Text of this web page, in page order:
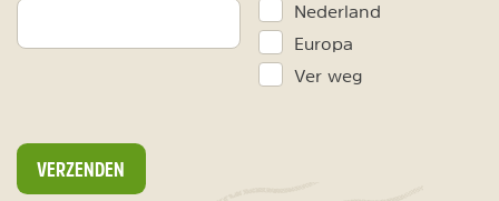
Nederland
Europa
Ver weg
VERZENDEN